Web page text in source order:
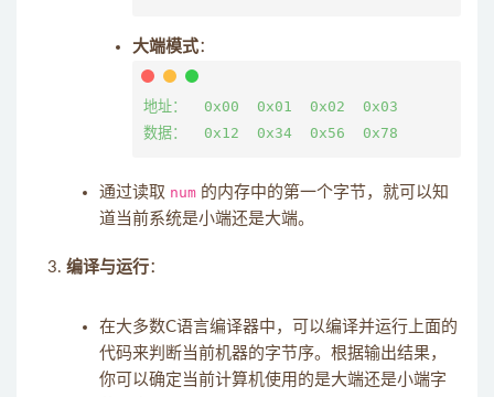
大端模式：
地址：  0x00  0x01  0x02  0x03
通过读取 num 的内存中的第一个字节，就可以知
道当前系统是小端还是大端。
编译与运行：
在大多数C语言编译器中，可以编译并运行上面的
代码来判断当前机器的字节序。根据输出结果，
你可以确定当前计算机使用的是大端还是小端字